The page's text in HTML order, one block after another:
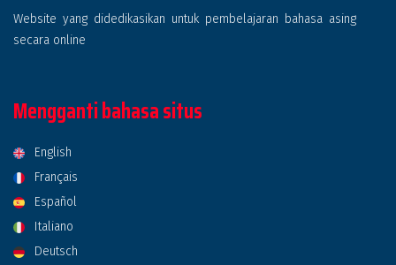
Website yang didedikasikan untuk pembelajaran bahasa asing
secara online
Mengganti bahasa situs
English
Français
Español
Italiano
Deutsch